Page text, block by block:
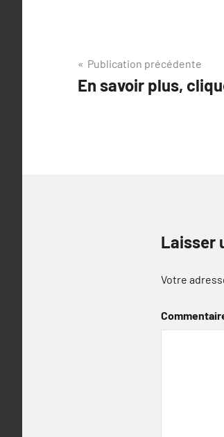
Navigation
de
Publication précédente
En savoir plus,
Laisser
Votre